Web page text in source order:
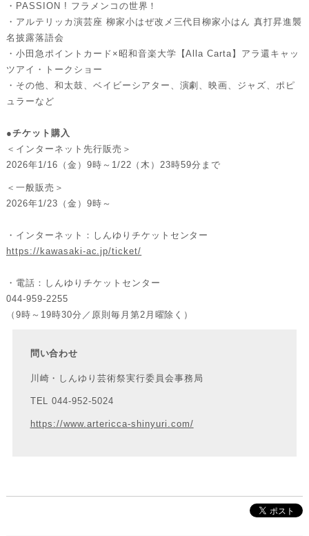
・PASSION ! フラメンコの世界！
・アルテリッカ演芸座 柳家小はぜ改メ三代目柳家小はん 真打昇進襲
名披露落語会
・小田急ポイントカード×昭和音楽大学【Alla Carta】アラ還キャッ
ツアイ・トークショー
・その他、和太鼓、ベイビーシアター、演劇、映画、ジャズ、ポピ
ュラーなど
●チケット購入
＜インターネット先行販売＞
2026年1/16（金）9時～1/22（木）23時59分まで
＜一般販売＞
2026年1/23（金）9時～
・インターネット：しんゆりチケットセンター
https://kawasaki-ac.jp/ticket/
・電話：しんゆりチケットセンター
044-959-2255
（9時～19時30分／原則毎月第2月曜除く）
問い合わせ
川崎・しんゆり芸術祭実行委員会事務局
TEL 044-952-5024
https://www.artericca-shinyuri.com/